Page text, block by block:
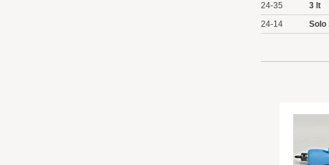
24-35 3 lt
24-14
Solo